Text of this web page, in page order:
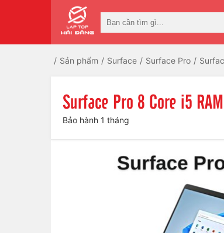
Sản phẩm Surface Surface Pro
Surface Pro 8 Core i5
Bảo hành 1 tháng